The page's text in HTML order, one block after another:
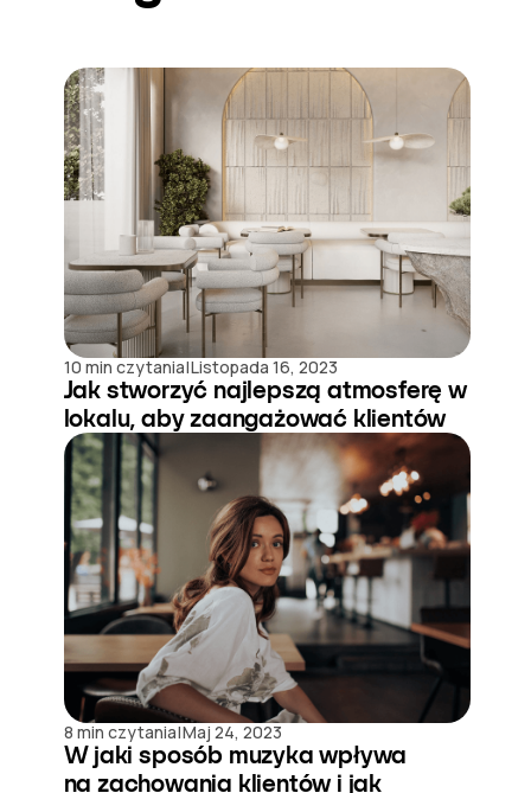
10 min czytania|Listopada 16, 2023
Jak stworzyć najlepszą atmosferę w
lokalu, aby zaangażować klientów
8 min czytania|Maj 24, 2023
W jaki sposób muzyka wpływa
na zachowania klientów i jak